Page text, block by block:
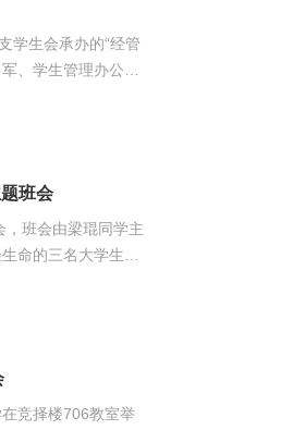
学生会承办的“经管
、学生管理办公室
班会
班会由梁琨同学主
竞择楼706教室举